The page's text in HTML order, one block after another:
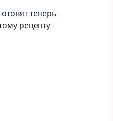
теперь
рецепту